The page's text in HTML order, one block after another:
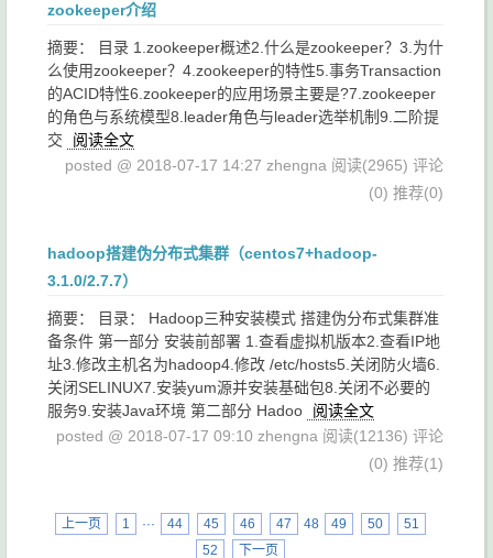
zookeeper介绍
摘要： 目录 1.zookeeper概述2.什么是zookeeper？3.为什
么使用zookeeper？4.zookeeper的特性5.事务Transaction
的ACID特性6.zookeeper的应用场景主要是?7.zookeeper
的角色与系统模型8.leader角色与leader选举机制9.二阶提
交
阅读全文
posted @ 2018-07-17 14:27 zhengna 阅读(2965) 评论
(0) 推荐(0)
hadoop搭建伪分布式集群（centos7+hadoop-
3.1.0/2.7.7）
摘要： 目录： Hadoop三种安装模式 搭建伪分布式集群准
备条件 第一部分 安装前部署 1.查看虚拟机版本2.查看IP地
址3.修改主机名为hadoop4.修改 /etc/hosts5.关闭防火墙6.
关闭SELINUX7.安装yum源并安装基础包8.关闭不必要的
服务9.安装Java环境 第二部分 Hadoo
阅读全文
posted @ 2018-07-17 09:10 zhengna 阅读(12136) 评论
(0) 推荐(1)
上一页 1 ··· 44 45 46 47 48 49 50
51
52
下一页